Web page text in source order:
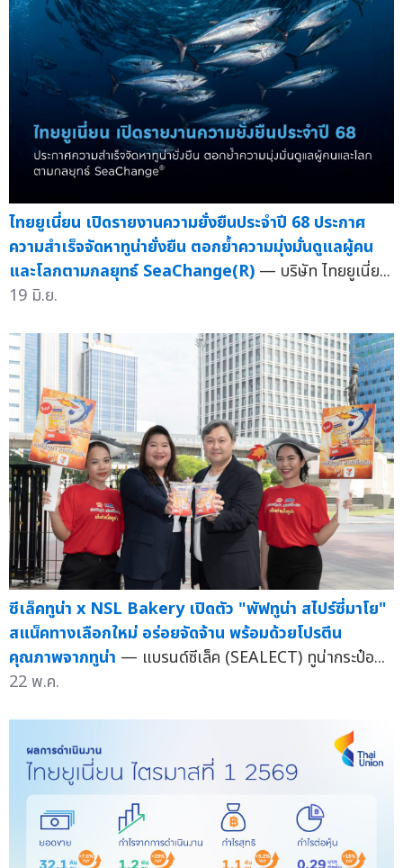
ไทยยูเนี่ยน เปิดรายงานความยั่งยืนประจำปี 68 ประกาศ
ความสำเร็จจัดหาทูน่ายั่งยืน ตอกย้ำความมุ่งมั่นดูแลผู้คน
และโลกตามกลยุทธ์ SeaChange(R) — บริษัท ไทยยูเนี่ย...
19 มิ.ย.
ซีเล็คทูน่า x NSL Bakery เปิดตัว "พัฟทูน่า สไปร์ซี่มาโย"
สแน็คทางเลือกใหม่ อร่อยจัดจ้าน พร้อมด้วยโปรตีน
คุณภาพจากทูน่า — แบรนด์ซีเล็ค (SEALECT) ทูน่ากระป๋อ...
22 พ.ค.